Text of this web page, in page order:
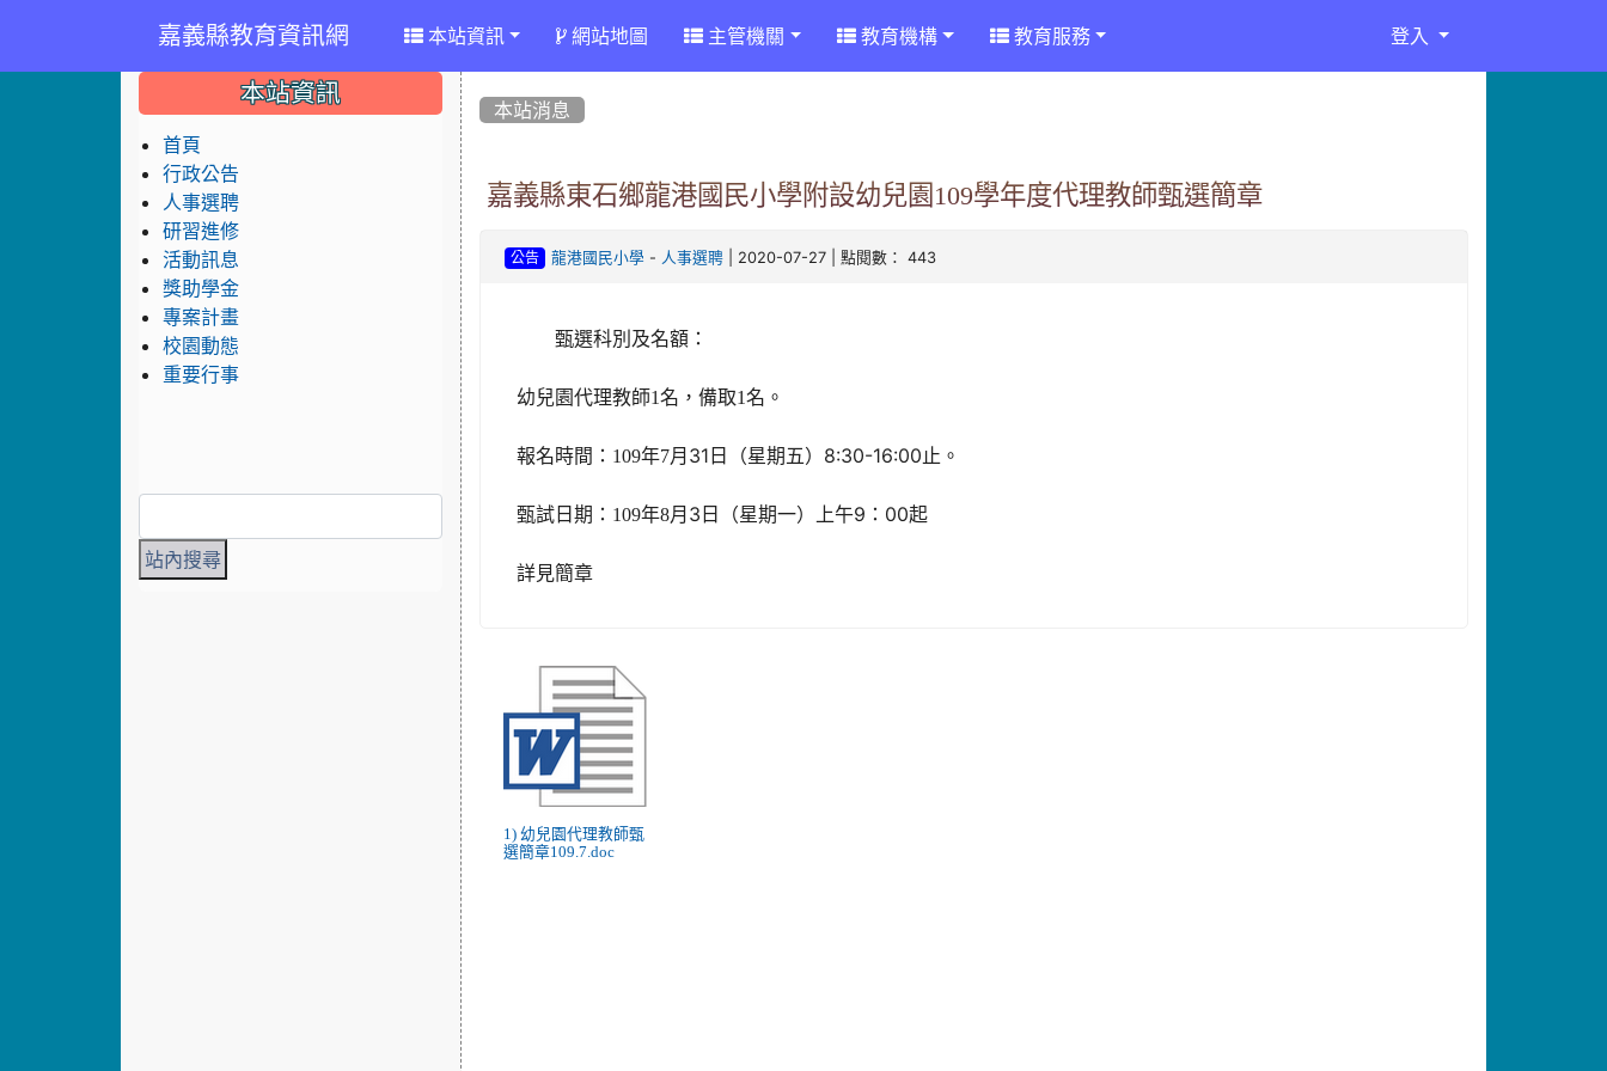
嘉義縣教育資訊網 本站資訊 網站地圖 主管機關 教育機構 教育服務 登入
本站消息
嘉義縣東石鄉龍港國民小學附設幼兒園109學年度代理教師甄選簡章
公告 龍港國民小學 - 人事選聘 | 2020-07-27 | 點閱數： 443
甄選科別及名額：
幼兒園代理教師1名 ，備取1名。
報名時間：109年7月31日（星期五）8:30-16:00止。
甄試日期：109年8月3日（星期一）上午9：00起
詳見簡章
1) 幼兒園代理教師甄
選簡章109.7.doc
::: 本站資訊
首頁
行政公告
人事選聘
研習進修
活動訊息
獎助學金
專案計畫
校園動態
重要行事